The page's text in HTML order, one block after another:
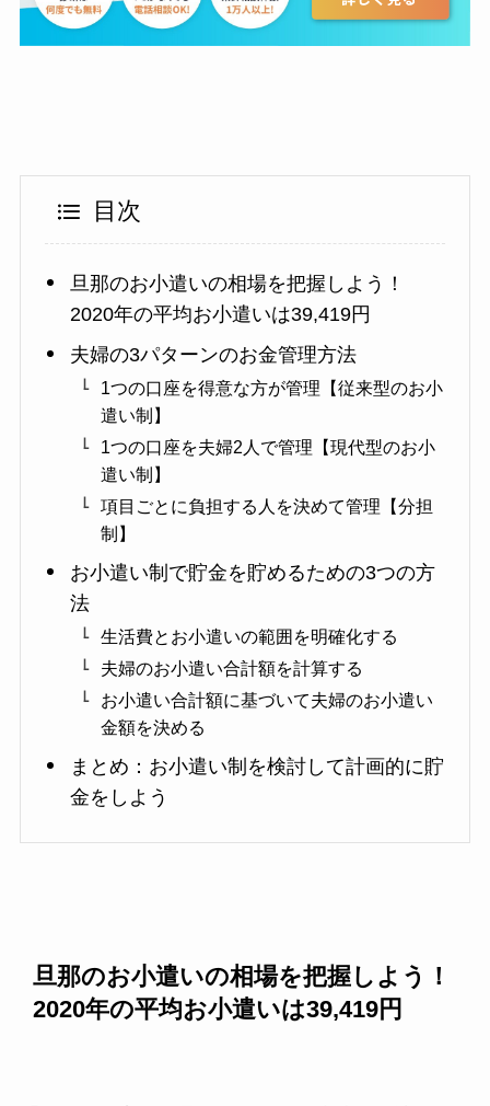
目次
旦那のお小遣いの相場を把握しよう！
2020年の平均お小遣いは39,419円
夫婦の3パターンのお金管理方法
1つの口座を得意な方が管理【従来型のお小
遣い制】
1つの口座を夫婦2人で管理【現代型のお小
遣い制】
項目ごとに負担する人を決めて管理【分担
制】
お小遣い制で貯金を貯めるための3つの方
法
生活費とお小遣いの範囲を明確化する
夫婦のお小遣い合計額を計算する
お小遣い合計額に基づいて夫婦のお小遣い
金額を決める
まとめ：お小遣い制を検討して計画的に貯
金をしよう
旦那のお小遣いの相場を把握しよう！
2020年の平均お小遣いは39,419円